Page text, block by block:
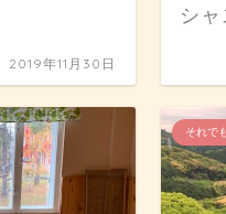
2019年11月30日
シ
それで